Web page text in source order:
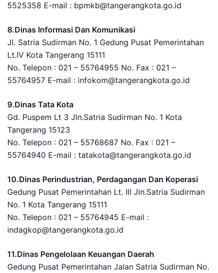
5525358 E-mail : bpmkb@tangerangkota.go.id
8.Dinas Informasi Dan Komunikasi
Jl. Satria Sudirman No. 1 Gedung Pusat Pemerintahan
Lt.IV Kota Tangerang 15111
No. Telepon : 021 – 55764955 No. Fax : 021 –
55764957 E-mail : infokom@tangerangkota.go.id
9.Dinas Tata Kota
Gd. Puspem Lt 3 Jln.Satria Sudirman No. 1 Kota
Tangerang 15123
No. Telepon : 021 – 55768687 No. Fax : 021 –
55764940 E-mail : tatakota@tangerangkota.go.id
10.Dinas Perindustrian, Perdagangan Dan Koperasi
Gedung Pusat Pemerintahan Lt. III Jln.Satria Sudirman
No. 1 Kota Tangerang 15111
No. Telepon : 021 – 55764945 E-mail :
indagkop@tangerangkota.go.id
11.Dinas Pengelolaan Keuangan Daerah
Gedung Pusat Pemerintahan Jalan Satria Sudirman No.